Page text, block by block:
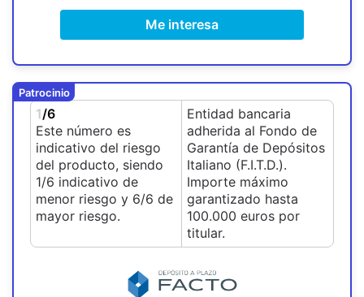
Me interesa
Patrocinio
1/6
Este número es
indicativo del riesgo
del producto, siendo
1/6 indicativo de
menor riesgo y 6/6 de
mayor riesgo.
Entidad bancaria
adherida al Fondo de
Garantía de Depósitos
Italiano (F.I.T.D.).
Importe máximo
garantizado hasta
100.000 euros por
titular.